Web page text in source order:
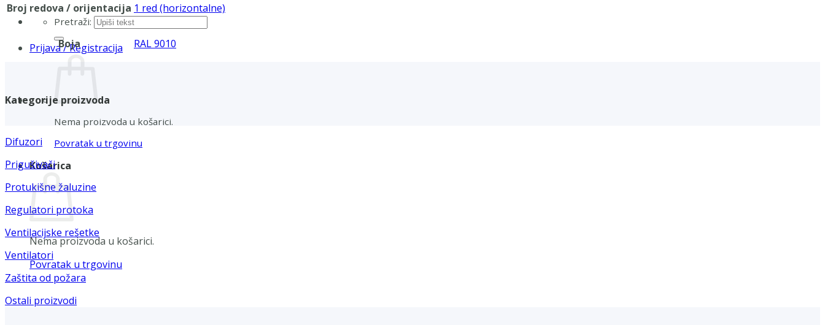
Pretraži:
Prijava / Registracija
Nema proizvoda u košarici.
Povratak u trgovinu
Košarica
Nema proizvoda u košarici.
Povratak u trgovinu
Broj redova / orijentacija 1 red (horizontalne)
Boja RAL 9010
Kategorije proizvoda
Difuzori
Prigušivači
Protukišne žaluzine
Regulatori protoka
Ventilacijske rešetke
Ventilatori
Zaštita od požara
Ostali proizvodi